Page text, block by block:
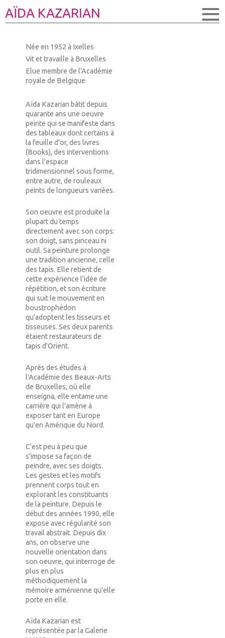
Née en 1952 à Ixelles
Vit et travaille à Bruxelles
Elue membre de l'Académie
royale de Belgique
Aïda Kazarian bâtit depuis
quarante ans une oeuvre
peinte qui se manifeste dans
des tableaux dont certains à
la feuille d'or, des livres
(Books), des interventions
dans l'espace
tridimensionnel sous forme,
entre autre, de rouleaux
peints de longueurs variées.
Son oeuvre est produite la
plupart du temps
directement avec son corps:
son doigt, sans pinceau ni
outil. Sa peinture prolonge
une tradition ancienne, celle
des tapis. Elle retient de
cette expérience l'idée de
répétition, et son écriture
qui suit le mouvement en
boustrophédon
qu'adoptent les tisseurs et
tisseuses. Ses deux parents
étaient restaurateurs de
tapis d'Orient.
Après des études à
l'Académie des Beaux-Arts
de Bruxelles, où elle
enseigna, elle entame une
carrière qui l'amène à
exposer tant en Europe
qu'en Amérique du Nord.
C'est peu à peu que
s'impose sa façon de
peindre, avec ses doigts.
Les gestes et les motifs
prennent corps tout en
explorant les constituants
de la peinture. Depuis le
début des années 1990, elle
expose avec régularité son
travail abstrait. Depuis dix
ans, on observe une
nouvelle orientation dans
son oeuvre, qui interroge de
plus en plus
méthodiquement la
mémoire arménienne qu'elle
porte en elle.
Aïda Kazarian est
représentée par la Galerie
AÏDA KAZARIAN ≡